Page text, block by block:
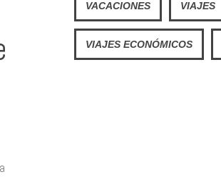
VACACIONES VIAJES
VIAJES ECONÓMICOS